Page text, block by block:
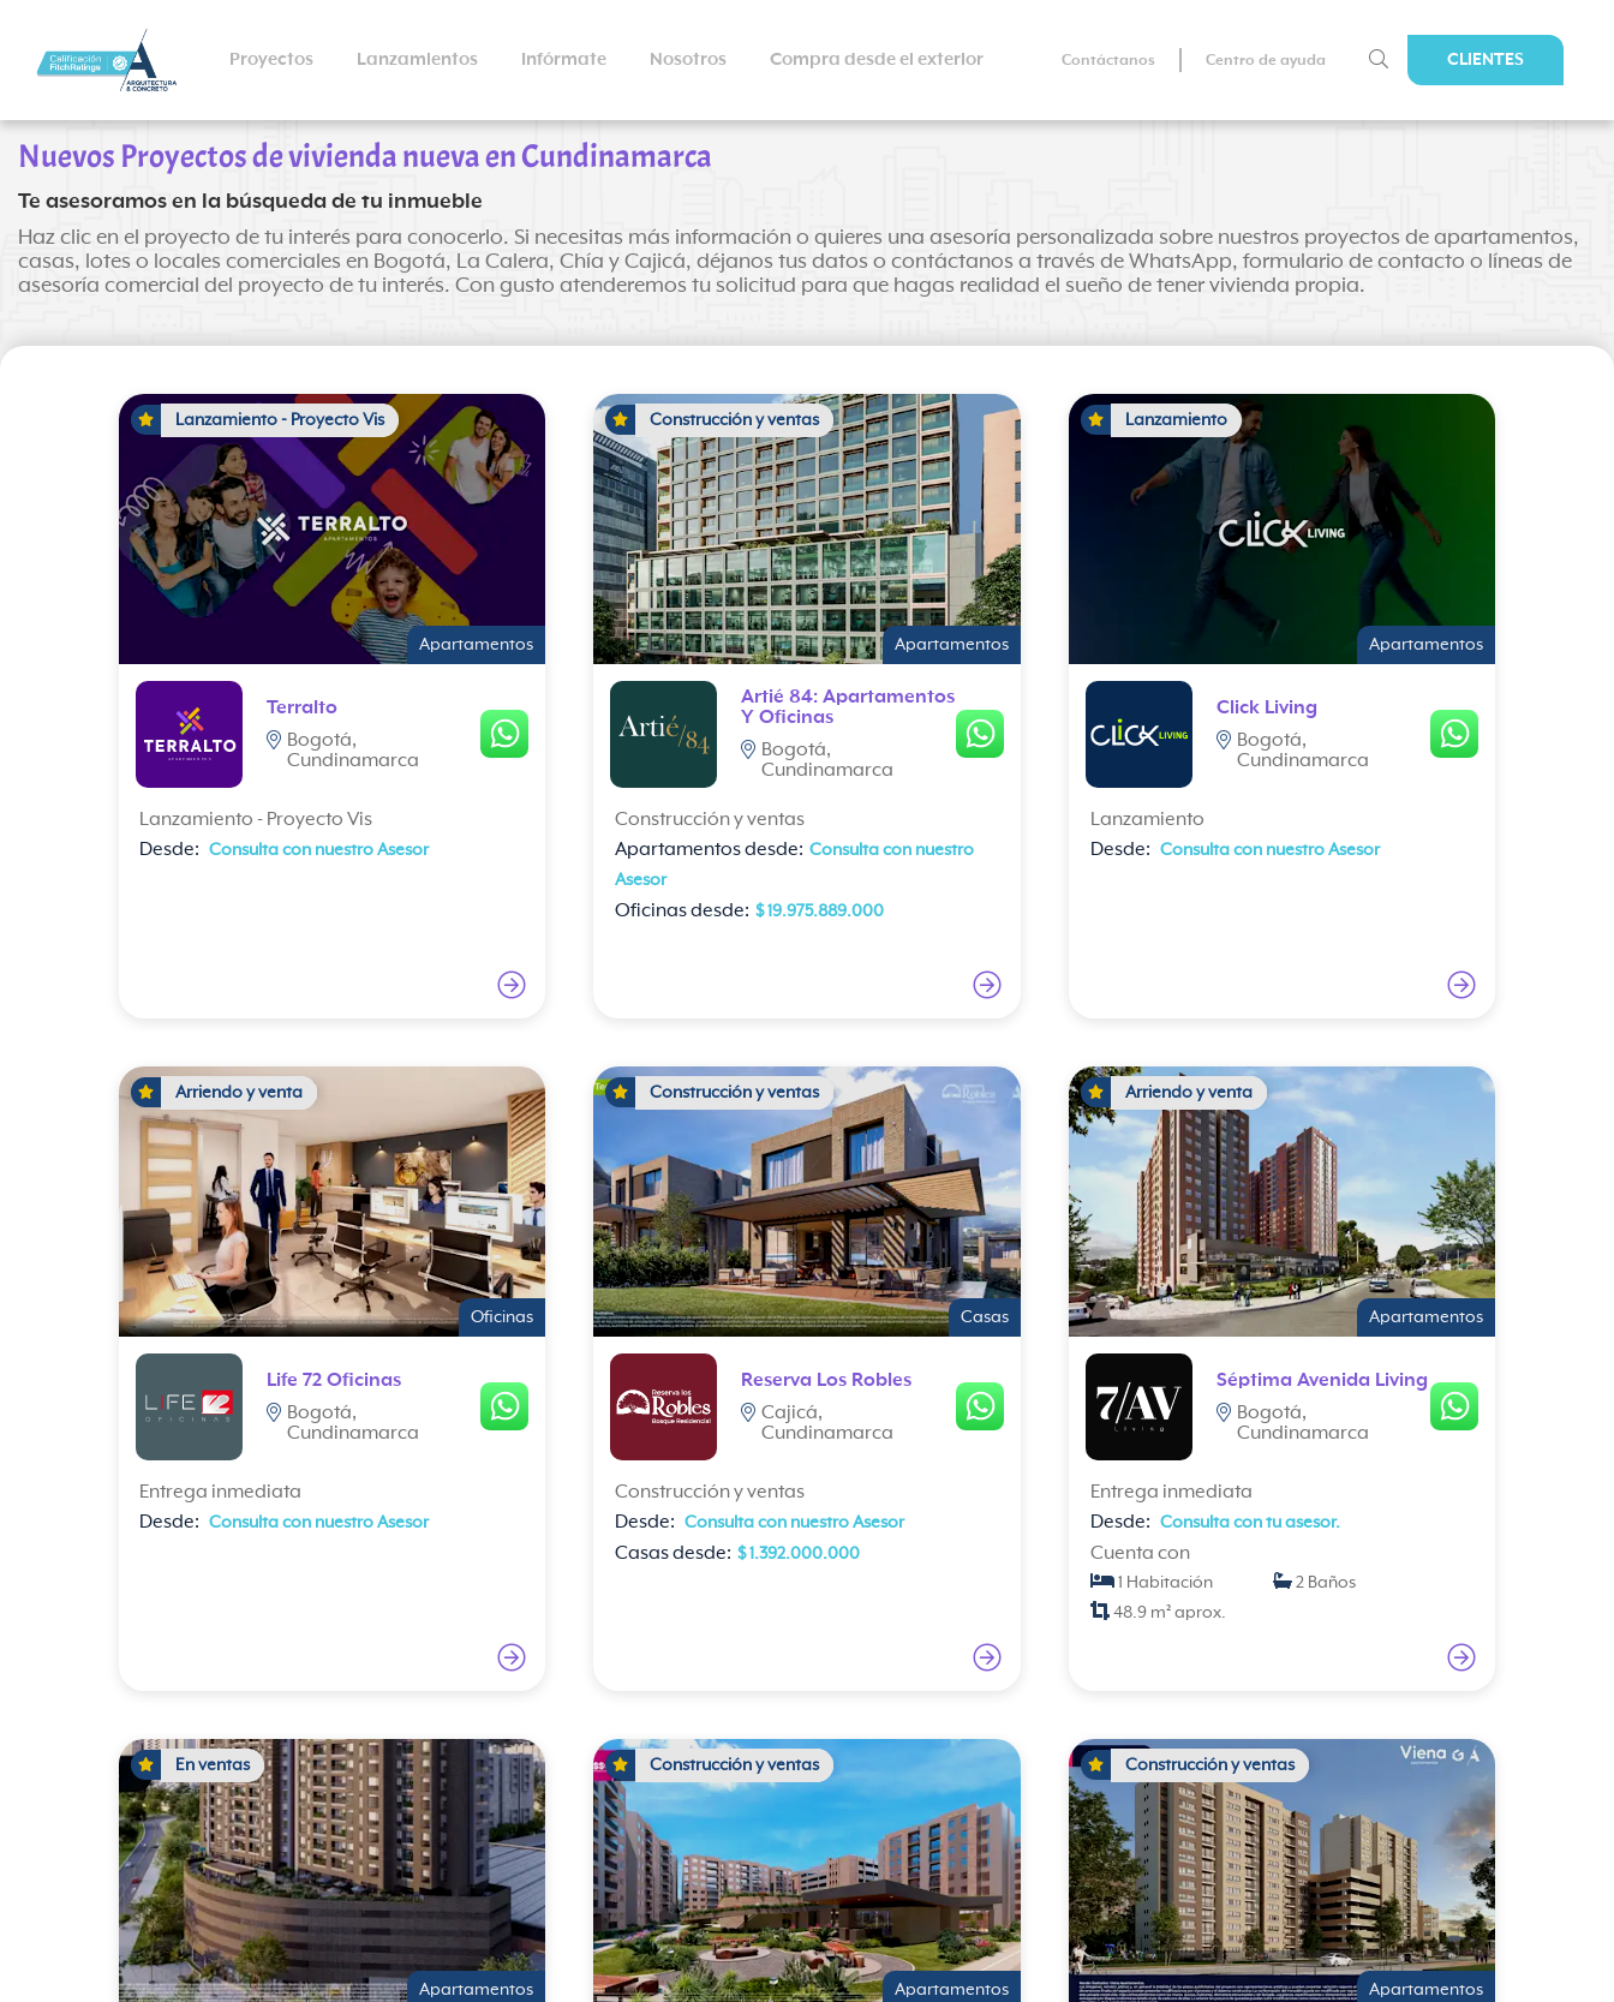
Proyectos Lanzamientos Infórmate Nosotros Compra desde el exterior Contáctanos Centro de ayuda CLIENTES
Nuevos Proyectos de vivienda nueva en Cundinamarca
Te asesoramos en la búsqueda de tu inmueble
Haz clic en el proyecto de tu interés para conocerlo. Si necesitas más información o quieres una asesoría personalizada sobre nuestros proyectos de apartamentos,
casas, lotes o locales comerciales en Bogotá, La Calera, Chía y Cajicá, déjanos tus datos o contáctanos a través de WhatsApp, formulario de contacto o líneas de
asesoría comercial del proyecto de tu interés. Con gusto atenderemos tu solicitud para que hagas realidad el sueño de tener vivienda propia.
Lanzamiento - Proyecto Vis
Apartamentos
Terralto
Bogotá,
Cundinamarca
Lanzamiento - Proyecto Vis
Desde: Consulta con nuestro Asesor
Construcción y ventas
Apartamentos
Artié 84: Apartamentos
Y Oficinas
Bogotá,
Cundinamarca
Construcción y ventas
Apartamentos desde: Consulta con nuestro
Asesor
Oficinas desde: $ 19.975.889.000
Lanzamiento
Apartamentos
Click Living
Bogotá,
Cundinamarca
Lanzamiento
Desde: Consulta con nuestro Asesor
Arriendo y venta
Oficinas
Life 72 Oficinas
Bogotá,
Cundinamarca
Entrega inmediata
Desde: Consulta con nuestro Asesor
Construcción y ventas
Casas
Reserva Los Robles
Cajicá,
Cundinamarca
Construcción y ventas
Desde: Consulta con nuestro Asesor
Casas desde: $ 1.392.000.000
Arriendo y venta
Apartamentos
Séptima Avenida Living
Bogotá,
Cundinamarca
Entrega inmediata
Desde: Consulta con tu asesor.
Cuenta con
1 Habitación
2 Baños
48.9 m² aprox.
En ventas
Apartamentos
Construcción y ventas
Apartamentos
Construcción y ventas
Apartamentos